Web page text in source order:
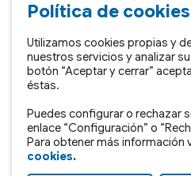
Microsoft Teams
Sharepoint
Toma de decisiones
Power BI
Soluciones propias
SII del IVA
Política de cookies
Utilizamos cookies propias y
nuestros servicios y analizar
botón “Aceptar y cerrar”
éstas.
Puedes configurar o rechazar
enlace “Configuración” o
Para obtener más información
cookies.